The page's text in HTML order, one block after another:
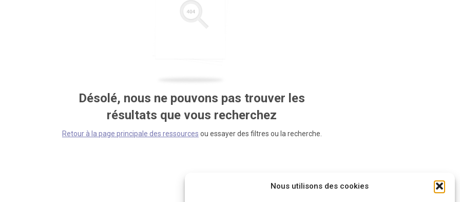
Nous utilisons des cookies
Désolé, nous ne pouvons pas trouver les
résultats que vous recherchez
Retour à la page principale des ressources ou essayer des filtres ou la recherche.